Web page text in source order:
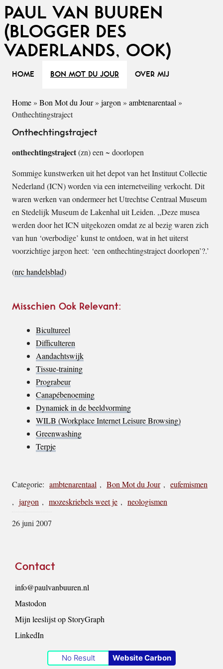
PAUL VAN BUUREN
(BLOGGER DES
VADERLANDS, OOK)
HOME BON MOT DU JOUR OVER MIJ
Home » Bon Mot du Jour» jargon » ambtenarentaal »
Onthechtingstraject
Onthechtingstraject
onthechtingstraject(zn) een ~ doorlopen
Sommige kunstwerken uit het depot van het Instituut Collectie
Nederland (ICN) worden via een internetveiling verkocht. Dit
waren werken van ondermeer het Utrechtse Centraal Museum
en Stedelijk Museum de Lakenhal uit Leiden. ,,Deze musea
werden door het ICN uitgekozen omdat ze al bezig waren zich
van hun ‘overbodige’ kunst te ontdoen, wat in het uiterst
voorzichtige jargon heet: ‘een onthechtingstraject doorlopen’?.’
(nrc handelsblad)
Misschien Ook Relevant:
Bicultureel
Difficulteren
Aandachtswijk
Tissue-training
Prograbeur
Canapébenoeming
Dynamiek in de beeldvorming
WILB (Workplace Internet Leisure Browsing)
Greenwashing
Terpje
Categorie: ambtenarentaal , Bon Mot du Jour , eufemismen
, jargon , mozeskriebels weet je , neologismen
26 juni 2007
Contact
info@paulvanbuuren.nl
Mastodon
Mijn leeslijst op StoryGraph
LinkedIn
No Result Website Carbon